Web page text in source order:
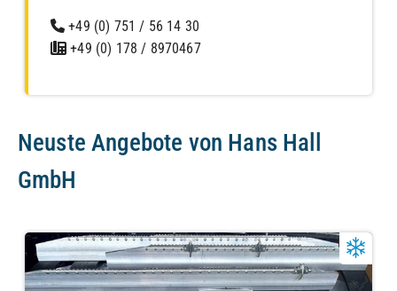
+49 (0) 751 / 56 14 30
+49 (0) 178 / 8970467
Neuste Angebote von Hans Hall
GmbH